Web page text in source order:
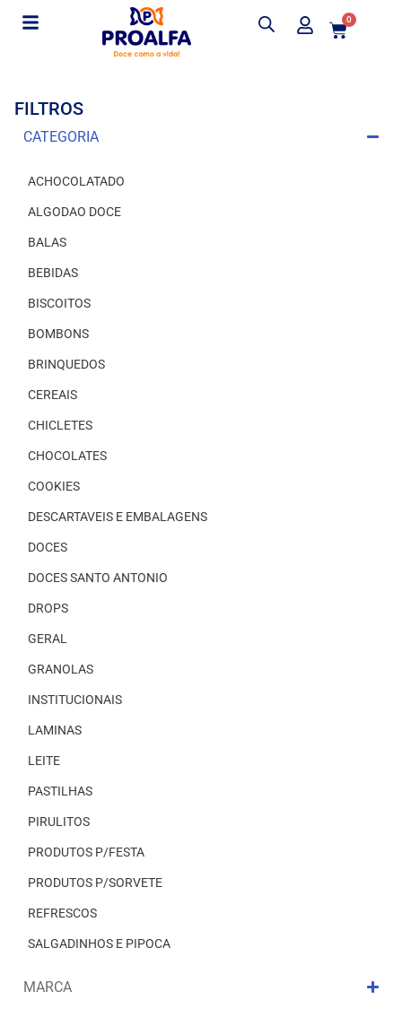
0
FILTROS
CATEGORIA
ACHOCOLATADO
ALGODAO DOCE
BALAS
BEBIDAS
BISCOITOS
BOMBONS
BRINQUEDOS
CEREAIS
CHICLETES
CHOCOLATES
COOKIES
DESCARTAVEIS E EMBALAGENS
DOCES
DOCES SANTO ANTONIO
DROPS
GERAL
GRANOLAS
INSTITUCIONAIS
LAMINAS
LEITE
PASTILHAS
PIRULITOS
PRODUTOS P/FESTA
PRODUTOS P/SORVETE
REFRESCOS
SALGADINHOS E PIPOCA
MARCA